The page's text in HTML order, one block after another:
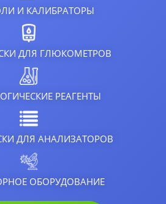
И КАЛИБРАТОРЫ
ДЛЯ ГЛЮКОМЕТРОВ
РЕАГЕНТЫ
ДЛЯ АНАЛИЗАТОРОВ
ОБОРУДОВАНИЕ